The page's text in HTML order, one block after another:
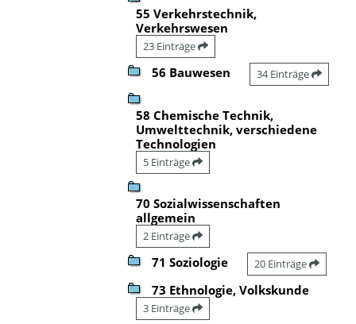
55 Verkehrstechnik,
Verkehrswesen
23 Einträge
56 Bauwesen 34 Einträge
58 Chemische Technik,
Umwelttechnik, verschiedene
Technologien
5 Einträge
70 Sozialwissenschaften
allgemein
2 Einträge
71 Soziologie 20 Einträge
73 Ethnologie, Volkskunde
3 Einträge